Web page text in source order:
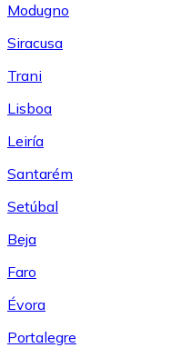
Modugno
Siracusa
Trani
Lisboa
Leiría
Santarém
Setúbal
Beja
Faro
Évora
Portalegre